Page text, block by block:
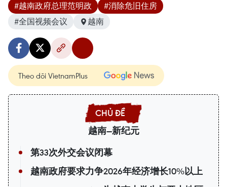
#越南政府总理范明政
#消除危旧住房
#全国视频会议
越南
Theo dõi VietnamPlus
越南—新纪元
第33次外交会议闭幕
越南政府要求力争2026年经济增长10%以上